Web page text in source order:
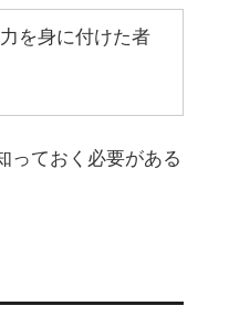
を身に付けた者
っておく必要がある